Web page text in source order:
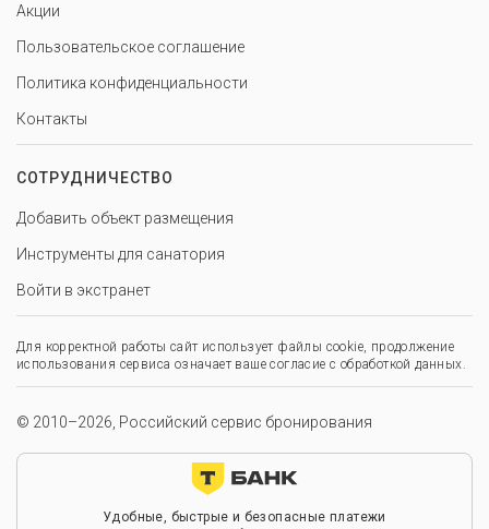
Акции
Пользовательское соглашение
Политика конфиденциальности
Контакты
СОТРУДНИЧЕСТВО
Добавить объект размещения
Инструменты для санатория
Войти в экстранет
Для корректной работы сайт использует файлы cookie, продолжение
использования сервиса означает ваше согласие с обработкой данных.
© 2010–2026, Российский сервис бронирования
Удобные, быстрые и безопасные платежи